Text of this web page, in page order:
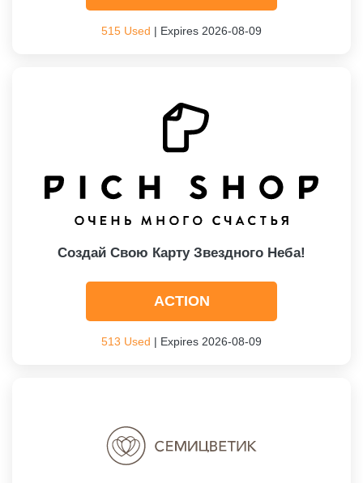
515 Used | Expires 2026-08-09
Создай Свою Карту Звездного Неба!
ACTION
513 Used | Expires 2026-08-09